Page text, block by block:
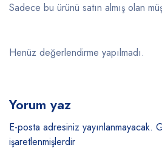
Sadece bu ürünü satın almış olan
Henüz değerlendirme yapılmadı.
Yorum yaz
E-posta adresiniz yayınlanmayacak.
işaretlenmişlerdir